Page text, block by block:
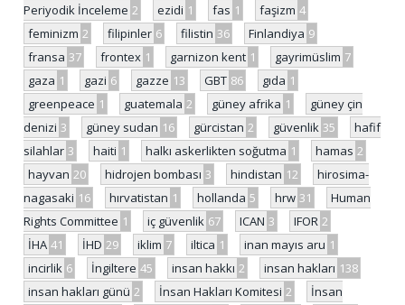
Periyodik İnceleme 2 ezidi 1 fas 1 faşizm 4
feminizm 2 filipinler 6 filistin 36 Finlandiya 9
fransa 37 frontex 1 garnizon kent 1 gayrimüslim 7
gaza 1 gazi 6 gazze 13 GBT 86 gıda 1
greenpeace 1 guatemala 2 güney afrika 1
güney çin
denizi 3 güney sudan 16 gürcistan 2 güvenlik 35
hafif
silahlar 3 haiti 1 halkı askerlikten soğutma 1 hamas 2
hayvan 20 hidrojen bombası 3 hindistan 12
hirosima-
nagasaki 16 hırvatistan 1 hollanda 5 hrw 31
Human
Rights Committee 1 iç güvenlik 67 ICAN 3 IFOR 2
İHA 41 İHD 29 iklim 7 iltica 1 inan mayıs aru 1
incirlik 6 İngiltere 45 insan hakkı 2 insan hakları 138
insan hakları günü 2 İnsan Hakları Komitesi 2
İnsan